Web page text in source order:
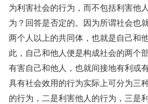
为利害社会的行为，而不包括利害他
为？回答是否定的。因为所谓社会也
两个人以上的共同体，也就是自己和
此，自己和他人便是构成社会的两个
有害自己和他人，也就间接地有利或
具有社会效用的行为实际上可分为三
的行为，二是利害他人的行为，三是